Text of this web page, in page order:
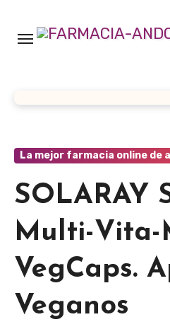
contenido
La mejor farmacia online de
SOLARAY
Multi-Vita-
VegCaps.
Veganos